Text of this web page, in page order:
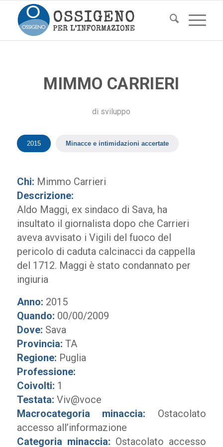
MIMMO CARRIERI
di sviluppo
2015 Minacce e intimidazioni accertate
Chi: Mimmo Carrieri
Descrizione:
Aldo Maggi, ex sindaco di Sava, ha
insultato il giornalista dopo che Carrieri
aveva avvisato i Vigili del fuoco del
pericolo di caduta calcinacci da cappella
del 1712. Maggi è stato condannato per
ingiuria
Anno: 2015
Quando: 00/00/2009
Dove: Sava
Provincia: TA
Regione: Puglia
Professione:
Coivolti: 1
Testata: Viv@voce
Macrocategoria minaccia: Ostacolato
accesso all’informazione
Categoria minaccia: Ostacolato accesso